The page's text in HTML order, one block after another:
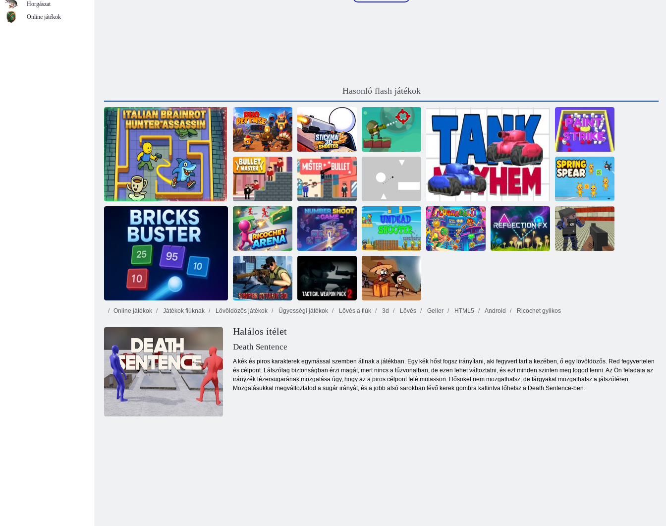
Hasonló flash játékok
Olasz Brainrot Hunter Assassin
Duo Defense
Stickman3D
Shooter
Festékütés
Golyó mester Mister golyó
Tégla buster
Rendben Tavaszi Lándzsa
Ricochet Aréna
Number Shoot
Game
Élőhalott
Shooter
Sniper Attack
3D
Online játékok Játékok fiúknak Lövöldözős játékok Ügyességi játékok Lövés a fiúk 3d Lövés Geller HTML5 Android Ricochet gyilkos
Halálos ítélet
Death Sentence
A kék és piros karakterek egymással szemben állnak a játékban. Egy kék hőst fogsz irányítani, aki fegyvert tart a kezében, ő egy lövöldözős. Red fegyvertelen
és célpont. Látszólag biztonságban érzi magát, mert nincs a tűzvonalban, de ezen lehet változtatni, és ezt minden szinten meg fogod tenni. Az Ön feladata az
irányzék lézersugarának mozgatása úgy, hogy az a piros célpont felé mutasson. Hősöket nem mozgathatsz, de tárgyakat mozgathatsz a játszótéren.
Mozgatásukkal megváltoztatod a sugár irányát, és a jobb alsó sarokban lévő kerek gombra kattintva lőhetsz a Death Sentence-ben.
Horgászat
Online játékok